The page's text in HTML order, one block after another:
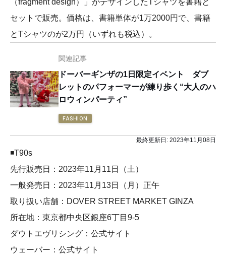
（fragment design）」がデザインしたTシャツを書籍と
セットで販売。価格は、書籍単体が1万2000円で、書籍
とTシャツのが2万円（いずれも税込）。
関連記事
ドーバーギンザの1日限定イベント ダブ
レットのパフォーマーが練り歩く“大人のハ
ロウィンパーティ”
FASHION
最終更新日: 2023年11月08日
◾️T90s
先行販売日：2023年11月11日（土）
一般発売日：2023年11月13日（月）正午
取り扱い店舗：DOVER STREET MARKET GINZA
所在地：東京都中央区銀座6丁目9-5
ダウトエヴリシング：公式サイト
ウェーバー：公式サイト